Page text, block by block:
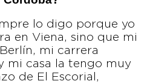
lo digo porque yo
en Viena, sino que mi
mi carrera
mi casa la tengo muy
de El Escorial,